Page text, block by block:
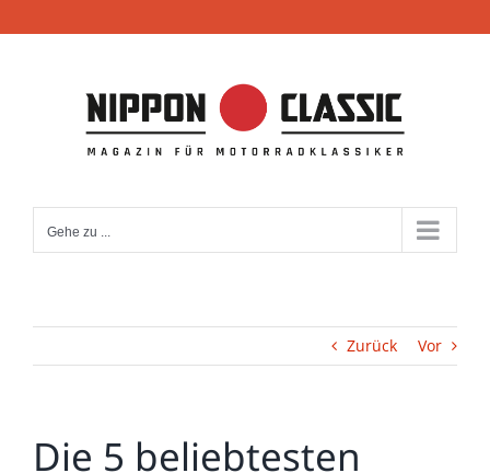
Inhalt
Gehe zu ...
Zurück Vor
Die 5 beliebtesten